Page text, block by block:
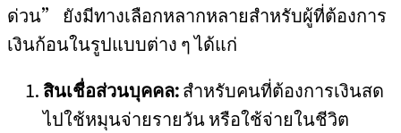
ด่วน” ยังมีทางเลือกหลากหลายสำหรับผู้ที่ต้องการ
เงินก้อนในรูปแบบต่าง ๆ ได้แก่
สินเชื่อส่วนบุคคล:สำหรับคนที่ต้องการเงินสด
ไปใช้หมุนจ่ายรายวัน หรือใช้จ่ายในชีวิต